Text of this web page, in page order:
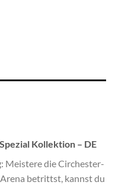
Kollektion – DE
Meistere die Circhester-
betrittst, kannst du